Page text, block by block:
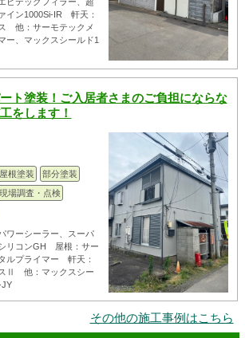
イン1000Si-IR 軒天：
他：サーモテックメ
ー、マックスシールド1
ト塗装！ご入居者さまのご負担にならな
をします！
屋根塗装
部分塗装
現場調査・点検
ワーシーラー、スーパ
リコンGH 屋根：サー
ルプライマー 軒天：
Ⅱ 他：マックスシー
JY
その他の施工事例はこちら